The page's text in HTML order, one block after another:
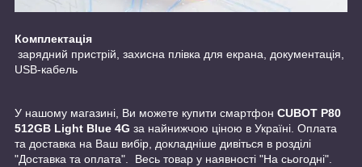
Комплектація
зарядний пристрій, захисна плівка для екрана, документація,
USB-кабель
У нашому магазині, Ви можете купити смартфон CUBOT P80
512GB Light Blue 4G за найнижчою ціною в Україні. Оплата
та доставка на Ваш вибір, докладніше дивіться в розділі
"Доставка та оплата". Весь товар у наявності "На сьогодні".